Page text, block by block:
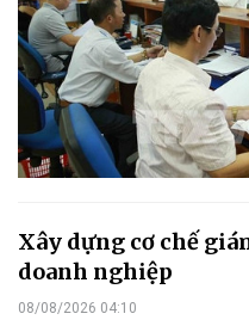
Xây dựng cơ chế
doanh nghiệp
08/08/2026 04:10